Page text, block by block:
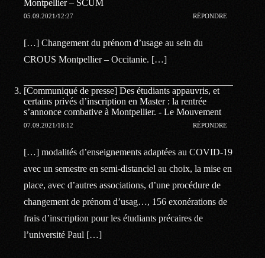
Montpellier – SCUM
05.09.2021/12:27 RÉPONDRE
[…] Changement du prénom d’usage au sein du
CROUS Montpellier – Occitanie. […]
[Communiqué de presse] Des étudiants appauvris, et
certains privés d’inscription en Master : la rentrée
s’annonce combative à Montpellier. - Le Mouvement
07.09.2021/18:12 RÉPONDRE
[…] modalités d’enseignements adaptées au COVID-19
avec un semestre en semi-distanciel au choix, la mise en
place, avec d’autres associations, d’une procédure de
changement de prénom d’usag…, 156 exonérations de
frais d’inscription pour les étudiants précaires de
l’université Paul […]